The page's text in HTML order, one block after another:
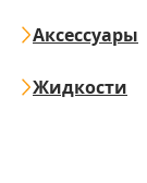
Аксессуары
Жидкости